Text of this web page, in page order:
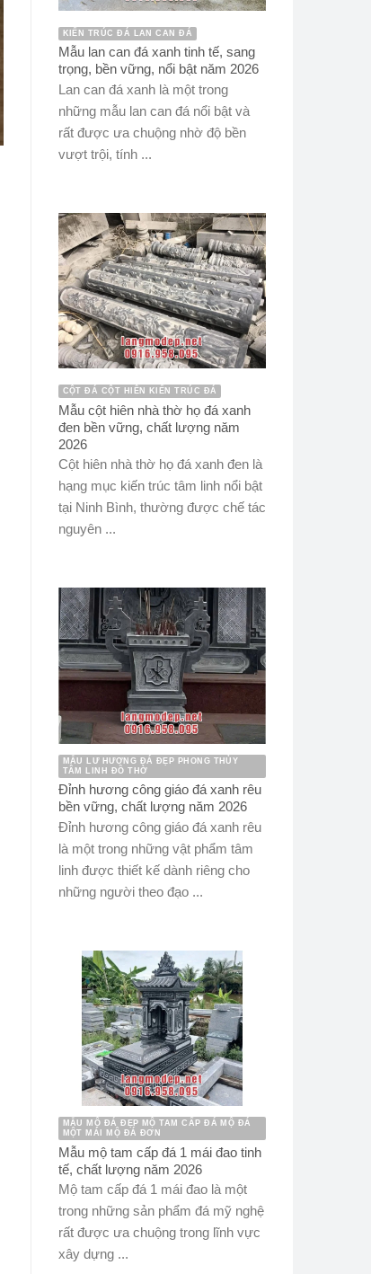
KIẾN TRÚC ĐÁ LAN CAN ĐÁ
Mẫu lan can đá xanh tinh tế, sang
trọng, bền vững, nổi bật năm 2026
Lan can đá xanh là một trong
những mẫu lan can đá nổi bật và
rất được ưa chuộng nhờ độ bền
vượt trội, tính ...
CỘT ĐÁ CỘT HIÊN KIẾN TRÚC ĐÁ
Mẫu cột hiên nhà thờ họ đá xanh
đen bền vững, chất lượng năm
2026
Cột hiên nhà thờ họ đá xanh đen là
hạng mục kiến trúc tâm linh nổi bật
tại Ninh Bình, thường được chế tác
nguyên ...
MẪU LƯ HƯƠNG ĐÁ ĐẸP PHONG THỦY
TÂM LINH ĐỒ THỜ
Đỉnh hương công giáo đá xanh rêu
bền vững, chất lượng năm 2026
Đỉnh hương công giáo đá xanh rêu
là một trong những vật phẩm tâm
linh được thiết kế dành riêng cho
những người theo đạo ...
MẪU MỘ ĐÁ ĐẸP MỘ TAM CẤP ĐÁ MỘ ĐÁ
MỘT MÁI MỘ ĐÁ ĐƠN
Mẫu mộ tam cấp đá 1 mái đao tinh
tế, chất lượng năm 2026
Mộ tam cấp đá 1 mái đao là một
trong những sản phẩm đá mỹ nghệ
rất được ưa chuộng trong lĩnh vực
xây dựng ...